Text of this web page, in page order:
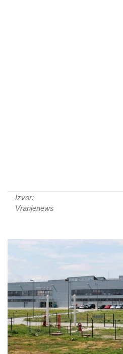
Izvor:
Vranjenews